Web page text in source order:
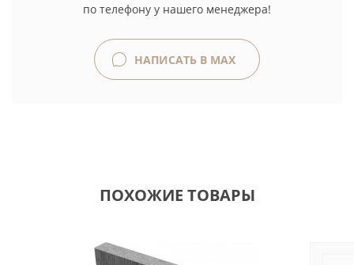
по телефону у нашего менеджера!
НАПИСАТЬ В MAX
ПОХОЖИЕ ТОВАРЫ